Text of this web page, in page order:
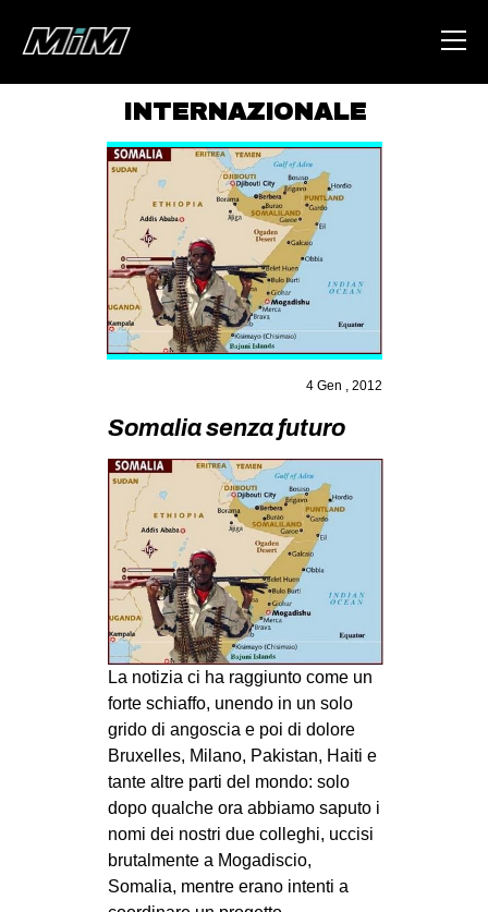
ABOUT
AREA
DEGENERAZIONE
GAZA FREESTYLE
CSOA LAMBRETTA
STUDENTI TSUNAMI
ZAM
MILANO
MOBILITAZIONI
SPAZI
SPORT POPOLARE
MOVIMENTI
AMBIENTE
ANTIFASCISMO
DIRITTO ALL’ABITARE
GENERI
MIGRAZIONI
PRECARIATO
INTERNAZIONALE
4 Gen , 2012
Somalia senza futuro
La notizia ci ha raggiunto come un
forte schiaffo, unendo in un solo
grido di angoscia e poi di dolore
Bruxelles, Milano, Pakistan, Haiti e
tante altre parti del mondo: solo
dopo qualche ora abbiamo saputo i
nomi dei nostri due colleghi, uccisi
brutalmente a Mogadiscio,
Somalia, mentre erano intenti a